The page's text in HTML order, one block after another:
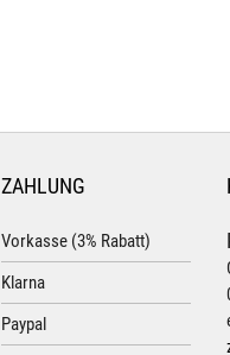
ZAHLUNG
Vorkasse (3% Rabatt)
Klarna
Paypal